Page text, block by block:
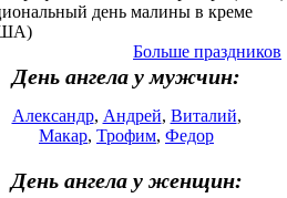
день малины в креме
Больше праздников
День ангела у мужчин:
Александр, Андрей, Виталий,
Макар, Трофим, Федор
День ангела у женщин: